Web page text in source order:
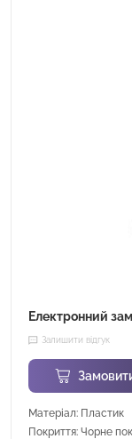
Електронний
Залишити відгук
Матеріал: Пластик
Покриття: Чорне